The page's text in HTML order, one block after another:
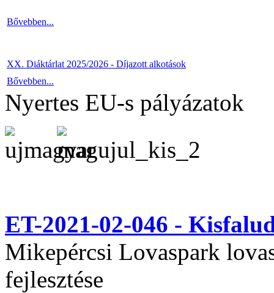
Bővebben...
XX. Diáktárlat 2025/2026 - Díjazott alkotások
Bővebben...
Nyertes EU-s pályázatok
ET-2021-02-046 -
Mikepércsi Lovaspark
fejlesztése